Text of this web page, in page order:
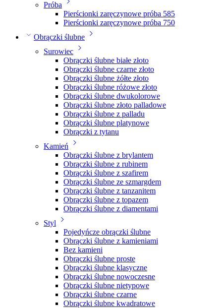
Próba
Pierścionki zaręczynowe próba 585
Pierścionki zaręczynowe próba 750
Obrączki ślubne
Surowiec
Obrączki ślubne białe złoto
Obrączki ślubne czarne złoto
Obrączki ślubne żółte złoto
Obrączki ślubne różowe złoto
Obrączki ślubne dwukolorowe
Obrączki ślubne złoto palladowe
Obrączki ślubne z palladu
Obrączki ślubne platynowe
Obrączki z tytanu
Kamień
Obrączki ślubne z brylantem
Obrączki ślubne z rubinem
Obrączki ślubne z szafirem
Obrączki ślubne ze szmargdem
Obrączki ślubne z tanzanitem
Obrączki ślubne z topazem
Obrączki ślubne z diamentami
Styl
Pojedyńcze obrączki ślubne
Obrączki ślubne z kamieniami
Bez kamieni
Obrączki ślubne proste
Obrączki ślubne klasyczne
Obrączki ślubne nowoczesne
Obrączki ślubne nietypowe
Obrączki ślubne czarne
Obrączki ślubne kwadratowe